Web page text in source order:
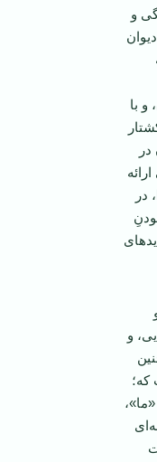
و
و با
در
و
که؛